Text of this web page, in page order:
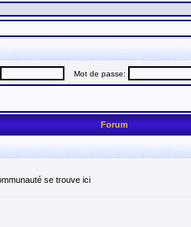
Mot de passe:
Forum
se trouve ici